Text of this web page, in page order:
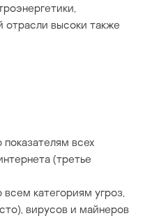
отрасли высоки также
всех
(третье
категориям угроз,
вирусов и майнеров